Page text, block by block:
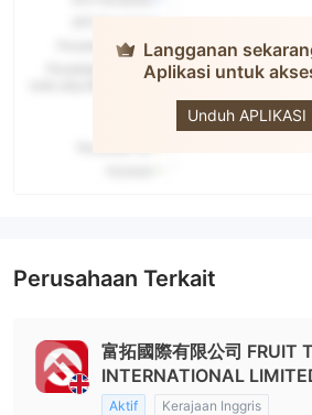
Langganan
Aplikasi untuk
Unduh APLIKASI
Richtmfx
Perusahaan Terkait
富拓國際有限公司 FRUIT
INTERNATIONAL
Aktif Kerajaan Inggris